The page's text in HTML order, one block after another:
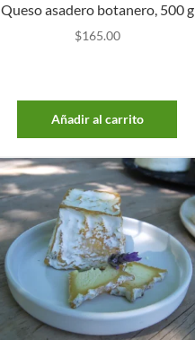
Queso asadero botanero, 500 g
$165.00
Añadir al carrito